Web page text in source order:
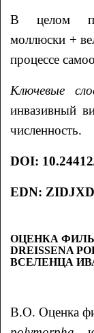
В целом
моллюски +
процессе
Ключевые
инвазивный
численность.
DOI:
EDN: ZIDJXD
ОЦЕНКА
DREISSENA
ВСЕЛЕНЦА
В.О.Оценка